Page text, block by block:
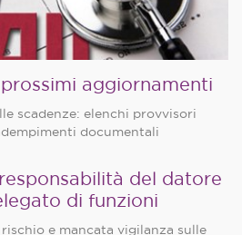
aggiornamenti
scadenze: elenchi provvisori
documentali
del datore
di funzioni
e mancata vigilanza sulle